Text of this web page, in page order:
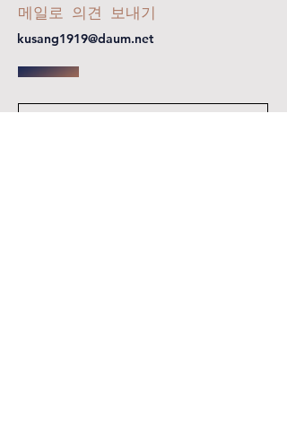
​메일로 의견 보내기
kusang1919@daum.net